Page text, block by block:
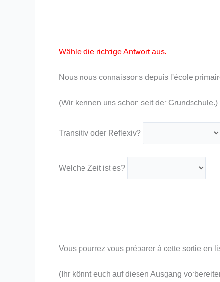
Wähle die richtige Antwort aus.
Nous nous connaissons depuis l'école
(Wir kennen uns schon seit der Grundschule.)
Transitiv oder Reflexiv?
Welche Zeit ist es?
Vous pourrez vous préparer à cette sortie en
(Ihr könnt euch auf diesen Ausgang